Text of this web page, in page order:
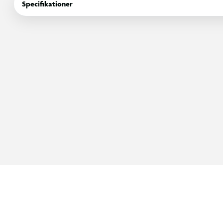
måde. Efterhånden som teknikken forbedres, kan du
Specifikationer